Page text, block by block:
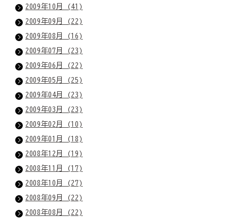
2009年10月 (41)
2009年09月 (22)
2009年08月 (16)
2009年07月 (23)
2009年06月 (22)
2009年05月 (25)
2009年04月 (23)
2009年03月 (23)
2009年02月 (10)
2009年01月 (18)
2008年12月 (19)
2008年11月 (17)
2008年10月 (27)
2008年09月 (22)
2008年08月 (22)